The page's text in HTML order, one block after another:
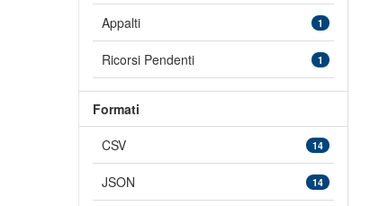
Appalti 1
Ricorsi Pendenti 1
Formati
CSV
14
JSON 14